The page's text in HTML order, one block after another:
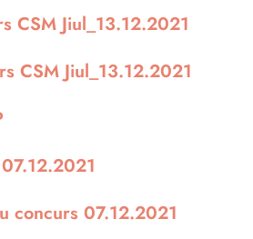
CSM Jiul_13.12.2021
CSM Jiul_13.12.2021
concurs 07.12.2021